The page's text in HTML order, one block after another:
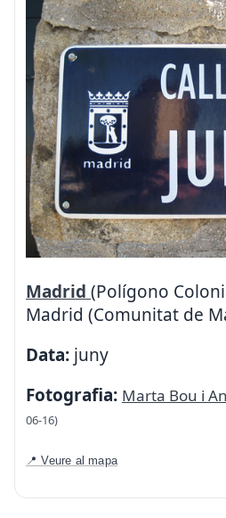
Madrid (Polígono
Madrid (Comunitat de
Data: juny
Fotografia: Marta Bou i
06-16)
📍 Veure al mapa